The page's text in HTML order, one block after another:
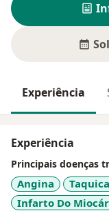
Experiência
Experiência
Principais doenças
Angina
Infarto Do